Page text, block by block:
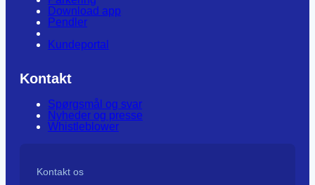
Download app
Pendler
Kundeportal
Kontakt
Spørgsmål og svar
Nyheder og presse
Whistleblower
Kontakt os